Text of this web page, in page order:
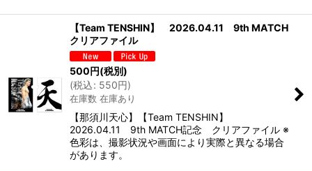
【Team TENSHIN】 2026.04.11 9th MATCH
クリアファイル
500円(税別)
(税込: 550円)
在庫数 在庫あり
【那須川天心】【Team TENSHIN】
2026.04.11 9th MATCH記念 クリアファイル ※
色彩は、撮影状況や画面により実際と異なる場合
があります。